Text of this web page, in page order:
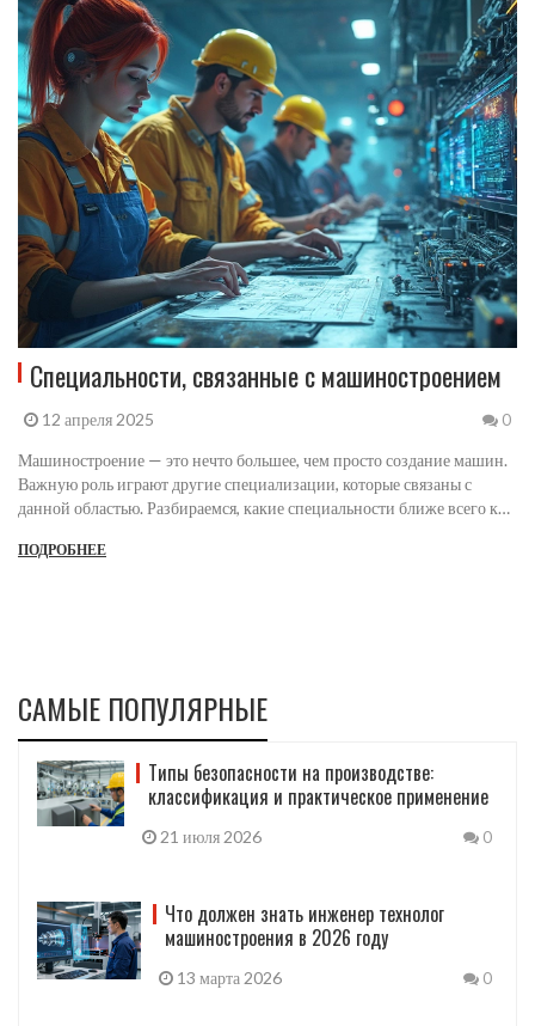
Специальности, связанные с машиностроением
12 апреля 2025 0
Машиностроение — это нечто большее, чем просто создание машин.
Важную роль играют другие специализации, которые связаны с
данной областью. Разбираемся, какие специальности ближе всего к
Узнайте, как вы можете применить свои навыки и знания, чтобы
ПОДРОБНЕЕ
САМЫЕ ПОПУЛЯРНЫЕ
Типы безопасности на производстве:
классификация и практическое применение
21 июля 2026 0
Что должен знать инженер технолог
машиностроения в 2026 году
13 марта 2026 0